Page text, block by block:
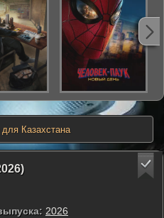
Казахстана
2026